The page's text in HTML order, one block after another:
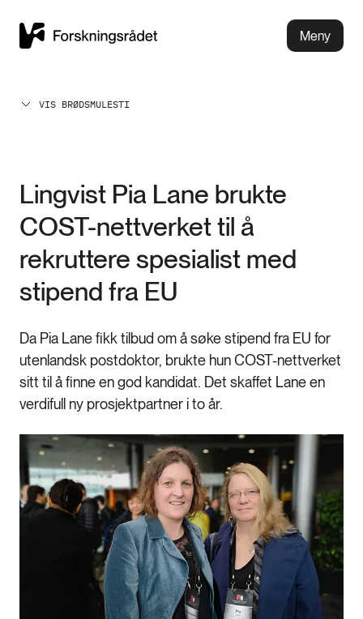
Meny
VIS BRØDSMULESTI
Lingvist Pia Lane brukte
COST-nettverket til å
rekruttere spesialist med
stipend fra EU
Da Pia Lane fikk tilbud om å søke stipend fra EU for
utenlandsk postdoktor, brukte hun COST-nettverket
sitt til å finne en god kandidat. Det skaffet Lane en
verdifull ny prosjektpartner i to år.